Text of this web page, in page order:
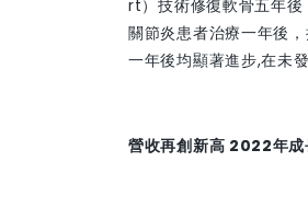
rt）技術修復軟骨五年
關節炎患者治療一年後
一年後均顯著進步,在未
營收再創新高 2022年